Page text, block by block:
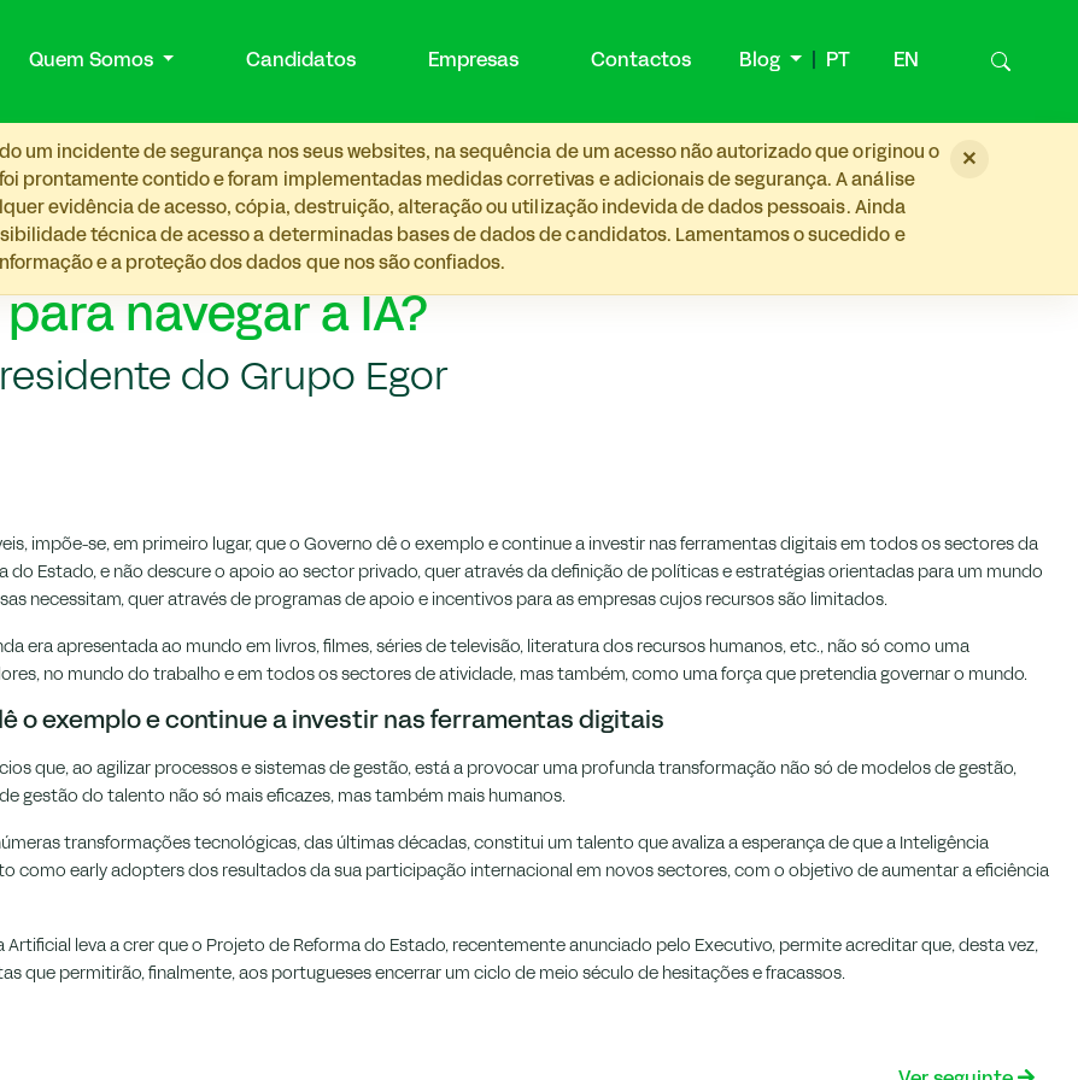
Quem Somos Candidatos Empresas Contactos Blog PT EN
um incidente de segurança nos seus websites, na sequência de um acesso não autorizado que originou o
prontamente contido e foram implementadas medidas corretivas e adicionais de segurança. A análise
evidência de acesso, cópia, destruição, alteração ou utilização indevida de dados pessoais. Ainda
técnica de acesso a determinadas bases de dados de candidatos. Lamentamos o sucedido e
e a proteção dos dados que nos são confiados.
×
navegar a IA?
do Grupo Egor
impõe-se, em primeiro lugar, que o Governo dê o exemplo e continue a investir nas ferramentas digitais em todos os sectores da
Estado, e não descure o apoio ao sector privado, quer através da definição de políticas e estratégias orientadas para um mundo
necessitam, quer através de programas de apoio e incentivos para as empresas cujos recursos são limitados.
era apresentada ao mundo em livros, filmes, séries de televisão, literatura dos recursos humanos, etc., não só como uma
no mundo do trabalho e em todos os sectores de atividade, mas também, como uma força que pretendia governar o mundo.
o exemplo e continue a investir nas ferramentas digitais
que, ao agilizar processos e sistemas de gestão, está a provocar uma profunda transformação não só de modelos de gestão,
gestão do talento não só mais eficazes, mas também mais humanos.
transformações tecnológicas, das últimas décadas, constitui um talento que avaliza a esperança de que a Inteligência
como early adopters dos resultados da sua participação internacional em novos sectores, com o objetivo de aumentar a eficiência
leva a crer que o Projeto de Reforma do Estado, recentemente anunciado pelo Executivo, permite acreditar que, desta vez,
que permitirão, finalmente, aos portugueses encerrar um ciclo de meio século de hesitações e fracassos.